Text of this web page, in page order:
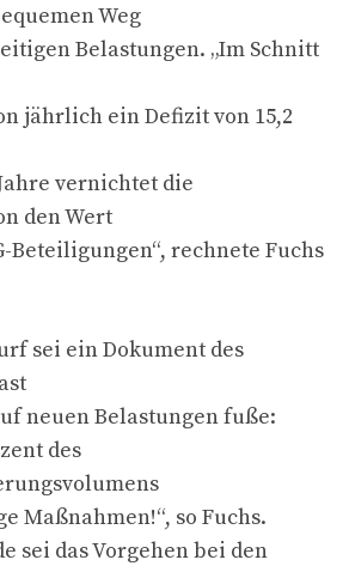
Weg
Belastungen. „Im Schnitt
jährlich ein Defizit von 15,2
vernichtet die
den Wert
Beteiligungen“, rechnete Fuchs
sei ein Dokument des
neuen Belastungen fuße:
des
Maßnahmen!“, so Fuchs.
sei das Vorgehen bei den